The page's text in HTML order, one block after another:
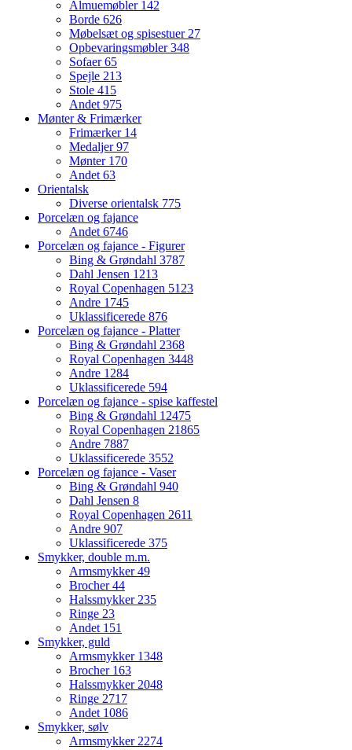
Almuemøbler 142
Borde 626
Møbelsæt og spisestuer27
Opbevaringsmøbler348
Sofaer65
Spejle 213
Stole 415
Andet975
Mønter & Frimærker
Frimærker 14
Medaljer97
Mønter 170
Andet63
Orientalsk
Diverse orientalsk 775
Porcelæn og fajance
Andet6746
Porcelæn og fajance - Figurer
Bing & Grøndahl 3787
Dahl Jensen 1213
Royal Copenhagen 5123
Andre 1745
Uklassificerede 876
Porcelæn og fajance - Platter
Bing & Grøndahl 2368
Royal Copenhagen 3448
Andre 1284
Uklassificerede 594
Porcelæn og fajance - spise kaffestel
Bing & Grøndahl 12475
Royal Copenhagen 21865
Andre 7887
Uklassificerede 3552
Porcelæn og fajance - Vaser
Bing & Grøndahl 940
Dahl Jensen 8
Royal Copenhagen 2611
Andre 907
Uklassificerede 375
Smykker, double m.m.
Armsmykker49
Brocher44
Halssmykker235
Ringe 23
Andet 151
Smykker, guld
Armsmykker 1348
Brocher 163
Halssmykker2048
Ringe 2717
Andet 1086
Smykker, sølv
Armsmykker2274